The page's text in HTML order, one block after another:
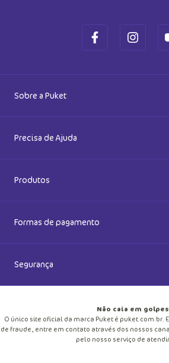
Sobre a Puket
Quem somos
Meias do Bem
Seja um Franqueado
Cupom de desconto
Precisa de Ajuda
Dúvidas Frequentes
Como comprar
Produtos
Acessórios
Meias
Moda Praia
Formas de pagamento
Segurança
Não caia em golpes
O único site oficial da marca Puket é puket.com.br.
de fraude, entre em contato através dos nossos
pelo nosso serviço de